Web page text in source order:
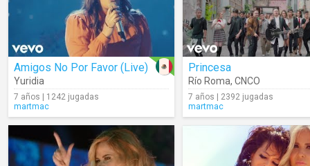
Amigos No Por Favor (Live)
Yuridia
7 años | 1242 jugadas
martmac
Princesa
Río Roma, CNCO
7 años | 2392 jugadas
martmac